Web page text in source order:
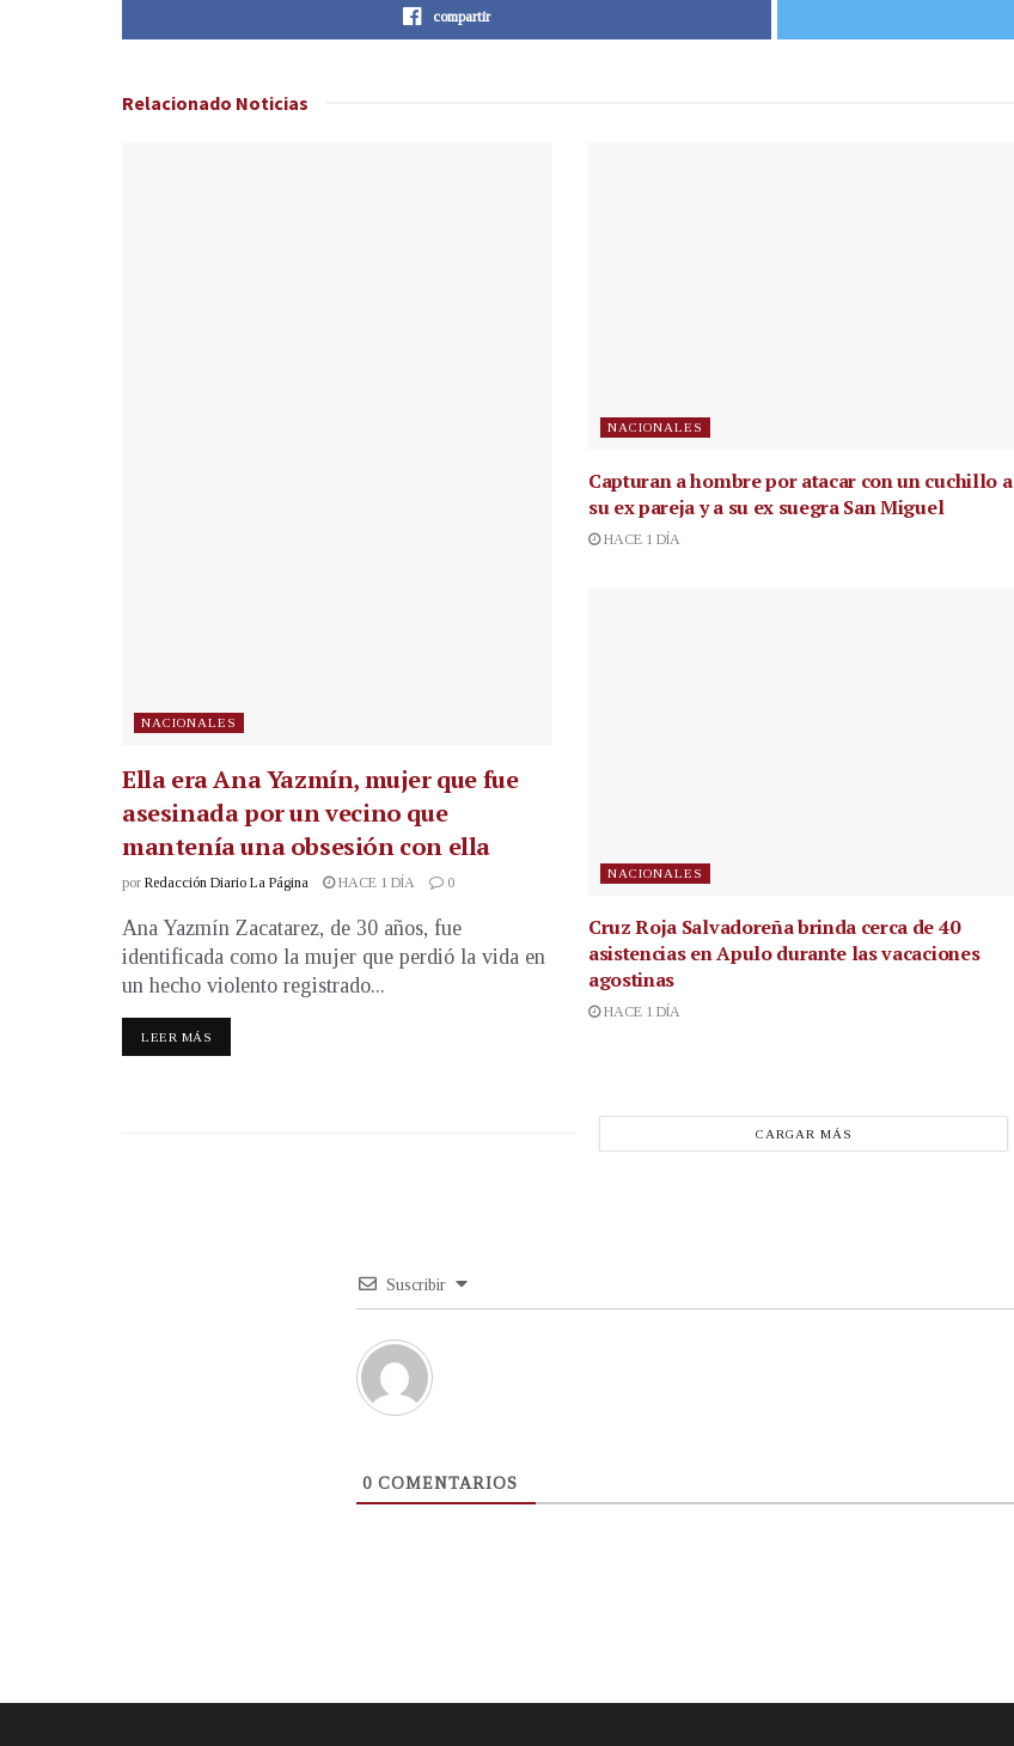
compartir
Relacionado Noticias
NACIONALES
Ella era Ana Yazmín, mujer que fue
asesinada por un vecino que
mantenía una obsesión con ella
por Redacción Diario La Página HACE 1 DÍA 0
Ana Yazmín Zacatarez, de 30 años, fue
identificada como la mujer que perdió la vida en
un hecho violento registrado...
LEER MÁS
NACIONALES
Capturan a hombre por atacar con un cuchillo a
su ex pareja y a su ex suegra San Miguel
HACE 1 DÍA
NACIONALES
Cruz Roja Salvadoreña brinda cerca de 40
asistencias en Apulo durante las vacaciones
agostinas
HACE 1 DÍA
CARGAR MÁS
Suscribir
0 COMENTARIOS